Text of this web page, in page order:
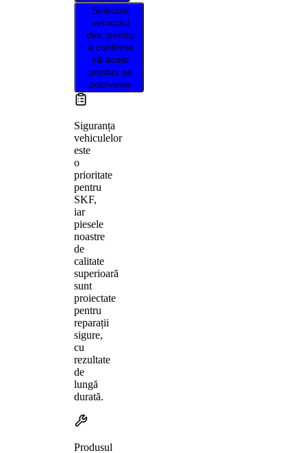
Selectați
vehiculul
dvs. pentru
a confirma
că acest
produs se
potrivește
Siguranța
vehiculelor
este
o
prioritate
pentru
SKF,
iar
piesele
noastre
de
calitate
superioară
sunt
proiectate
pentru
reparații
sigure,
cu
rezultate
de
lungă
durată.
Produsul